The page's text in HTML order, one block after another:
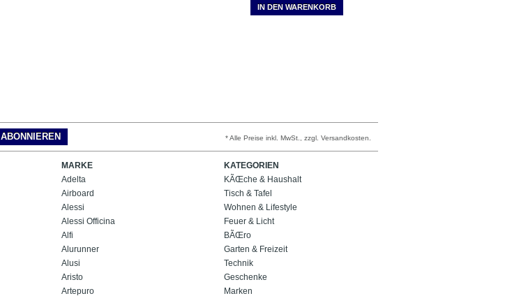
IN DEN WARENKORB
ABONNIEREN * Alle Preise inkl. MwSt., zzgl. Versandkosten.
MARKE
Adelta
Airboard
Alessi
Alessi Officina
Alfi
Alurunner
Alusi
Aristo
Artepuro
KATEGORIEN
KÃŒche & Haushalt
Tisch & Tafel
Wohnen & Lifestyle
Feuer & Licht
BÃŒro
Garten & Freizeit
Technik
Geschenke
Marken